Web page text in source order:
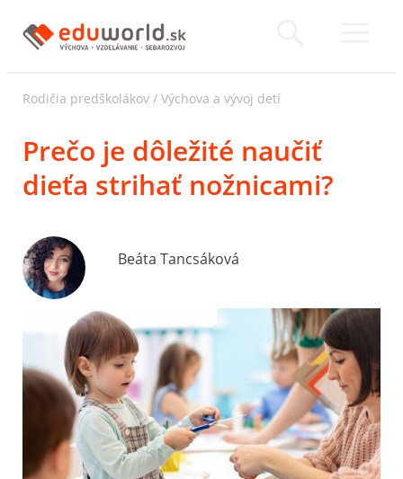
Rodičia predškolákov / Výchova a vývoj detí
Prečo je dôležité naučiť
dieťa strihať nožnicami?
Beáta Tancsáková